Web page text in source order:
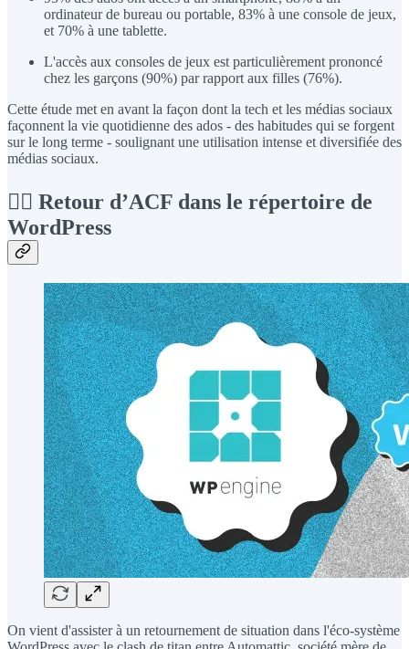
ordinateur de bureau ou portable, 83% à une console de jeux,
et 70% à une tablette.
L'accès aux consoles de jeux est particulièrement prononcé
chez les garçons (90%) par rapport aux filles (76%).
Cette étude met en avant la façon dont la tech et les médias sociaux
façonnent la vie quotidienne des ados - des habitudes qui se forgent
sur le long terme - soulignant une utilisation intense et diversifiée des
médias sociaux.
👨‍⚖️ Retour d’ACF dans le répertoire de
WordPress
On vient d'assister à un retournement de situation dans l'éco-système